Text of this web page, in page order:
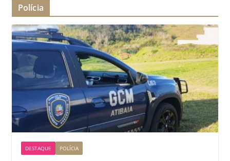
Polícia
DESTAQUE POLÍCIA